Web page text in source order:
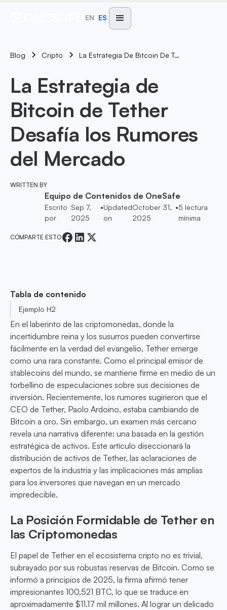
EN ES
Blog Cripto La Estrategia De Bitcoin De Tether Desafía Los Rumores Del Mercado
La Estrategia de
Bitcoin de Tether
Desafía los Rumores
del Mercado
WRITTEN BY
Equipo de Contenidos de OneSafe
Escrito
por
Sep 7,
2025
•Updated
on
October 31,
2025
•5 lectura
mínima
COMPARTE ESTO
Tabla de contenido
Ejemplo H2
En el laberinto de las criptomonedas, donde la
incertidumbre reina y los susurros pueden convertirse
fácilmente en la verdad del evangelio, Tether emerge
como una rara constante. Como el principal emisor de
stablecoins del mundo, se mantiene firme en medio de un
torbellino de especulaciones sobre sus decisiones de
inversión. Recientemente, los rumores sugirieron que el
CEO de Tether, Paolo Ardoino, estaba cambiando de
Bitcoin a oro. Sin embargo, un examen más cercano
revela una narrativa diferente: una basada en la gestión
estratégica de activos. Este artículo diseccionará la
distribución de activos de Tether, las aclaraciones de
expertos de la industria y las implicaciones más amplias
para los inversores que navegan en un mercado
impredecible.
La Posición Formidable de Tether en
las Criptomonedas
El papel de Tether en el ecosistema cripto no es trivial,
subrayado por sus robustas reservas de Bitcoin. Como se
informó a principios de 2025, la firma afirmó tener
impresionantes 100,521 BTC, lo que se traduce en
aproximadamente $11.17 mil millones. Al lograr un delicado